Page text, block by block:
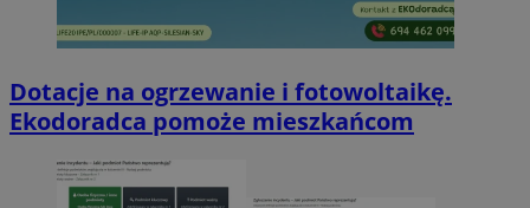
Dotacje na ogrzewanie i fotowoltaikę.
Ekodoradca pomoże mieszkańcom